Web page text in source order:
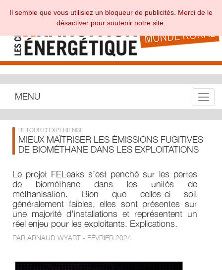
MENU
RETOUR D'EXPÉRIENCE
MIEUX MAÎTRISER LES ÉMISSIONS FUGITIVES
DE BIOMÉTHANE DANS LES EXPLOITATIONS
Le projet FELeaks s’est penché sur les pertes
de biométhane dans les unités de
méthanisation. Bien que celles-ci soit
généralement faibles, elles sont présentes sur
une majorité d’installations et représentent un
réel enjeu pour les exploitants. Explications.
PAR ARNAUD WYART - FÉVRIER 2024
Il semble que vous utilisiez un bloqueur de publicités. Merci de le
désactiver pour soutenir notre site.